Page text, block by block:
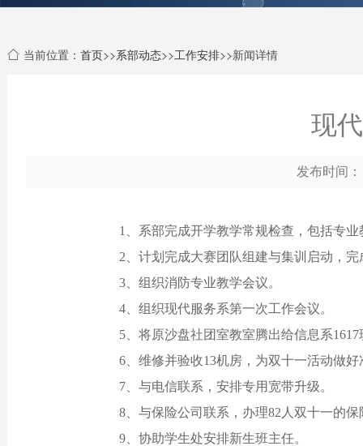
当前位置： 首页>>系部动态>>工作安排>>新闻详情
现
发布时间
1、 系部完成开学教学常规检查，包括专
2、计划完成大赛团队组建与集训启动，
3、组织消防专业教学会议。
4、组织现代服务系第一次工作会议。
5、将原沙盘社团室教室腾出给信息系
6、维修并验收13机房，为双十一活动做好
7、与电信联系，安排专用宽带升级。
8、与保险公司联系，办理82人双十一的保
9、协助学生处安排新生班主任。